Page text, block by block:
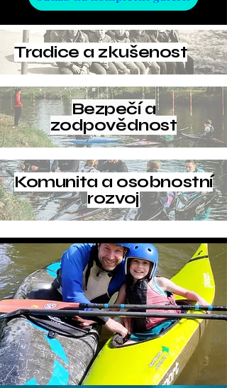
Tradice a zkušenost
Bezpečí a
zodpovědnost
Komunita a osobnostní
rozvoj